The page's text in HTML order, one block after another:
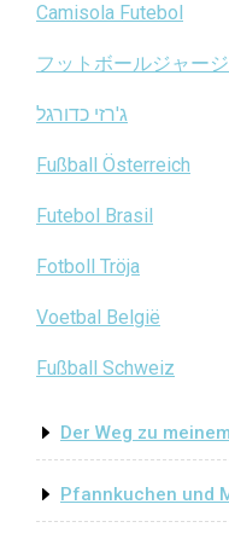
Camisola Futebol
フットボールジャー
ג'רזי כדורגל
Fußball Österreich
Futebol Brasil
Fotboll Tröja
Voetbal België
Fußball Schweiz
Der Weg zu
Pfannkuchen und